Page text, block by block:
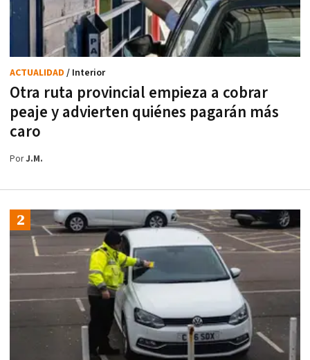
Otra ruta provincial empieza a cobrar
peaje y advierten quiénes pagarán más
caro
ACTUALIDAD / Interior
PorJ.M.